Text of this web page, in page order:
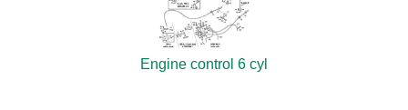
Engine control 6 cyl